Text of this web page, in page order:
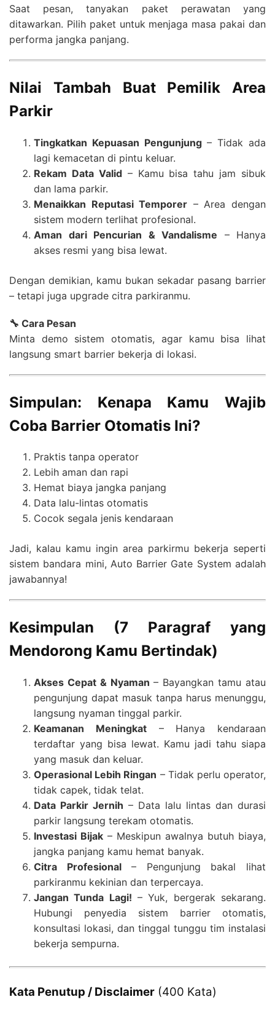
Saat pesan, tanyakan paket perawatan yang
ditawarkan. Pilih paket untuk menjaga masa pakai dan
performa jangka panjang.
Nilai Tambah Buat Pemilik Area
Parkir
Tingkatkan Kepuasan Pengunjung– Tidak ada
lagi kemacetan di pintu keluar.
Rekam Data Valid– Kamu bisa tahu jam sibuk
dan lama parkir.
Menaikkan Reputasi Temporer – Area dengan
sistem modern terlihat profesional.
Aman dari Pencurian & Vandalisme – Hanya
akses resmi yang bisa lewat.
Dengan demikian, kamu bukan sekadar pasang barrier
– tetapi juga upgrade citra parkiranmu.
🔧 Cara Pesan
Minta demo sistem otomatis, agar kamu bisa lihat
langsung smart barrier bekerja di lokasi.
Simpulan: Kenapa Kamu Wajib
Coba Barrier Otomatis Ini?
Praktis tanpa operator
Lebih aman dan rapi
Hemat biaya jangka panjang
Data lalu-lintas otomatis
Cocok segala jenis kendaraan
Jadi, kalau kamu ingin area parkirmu bekerja seperti
sistem bandara mini, Auto Barrier Gate System adalah
jawabannya!
Kesimpulan (7 Paragraf yang
Mendorong Kamu Bertindak)
Akses Cepat & Nyaman – Bayangkan tamu atau
pengunjung dapat masuk tanpa harus menunggu,
langsung nyaman tinggal parkir.
Keamanan Meningkat– Hanya kendaraan
terdaftar yang bisa lewat. Kamu jadi tahu siapa
yang masuk dan keluar.
Operasional Lebih Ringan – Tidak perlu operator,
tidak capek, tidak telat.
Data Parkir Jernih – Data lalu lintas dan durasi
parkir langsung terekam otomatis.
Investasi Bijak – Meskipun awalnya butuh biaya,
jangka panjang kamu hemat banyak.
Citra Profesional– Pengunjung bakal lihat
parkiranmu kekinian dan terpercaya.
Jangan Tunda Lagi! – Yuk, bergerak sekarang.
Hubungi penyedia sistem barrier otomatis,
konsultasi lokasi, dan tinggal tunggu tim instalasi
bekerja sempurna.
Kata Penutup / Disclaimer (400 Kata)